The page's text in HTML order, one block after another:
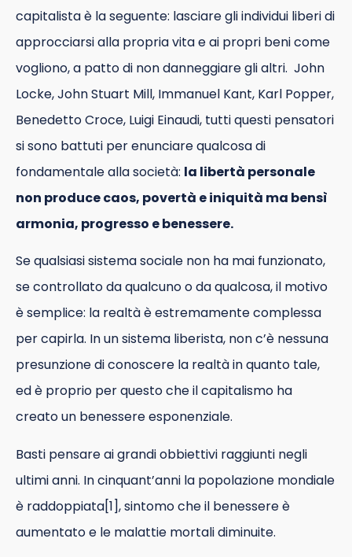
capitalista è la seguente: lasciare gli individui liberi di
approcciarsi alla propria vita e ai propri beni come
vogliono, a patto di non danneggiare gli altri. John
Locke, John Stuart Mill, Immanuel Kant, Karl Popper,
Benedetto Croce, Luigi Einaudi, tutti questi pensatori
si sono battuti per enunciare qualcosa di
fondamentale alla società: la libertà personale
non produce caos, povertà e iniquità ma bensì
armonia, progresso e benessere.
Se qualsiasi sistema sociale non ha mai funzionato,
se controllato da qualcuno o da qualcosa, il motivo
è semplice: la realtà è estremamente complessa
per capirla. In un sistema liberista, non c’è nessuna
presunzione di conoscere la realtà in quanto tale,
ed è proprio per questo che il capitalismo ha
creato un benessere esponenziale.
Basti pensare ai grandi obbiettivi raggiunti negli
ultimi anni. In cinquant’anni la popolazione mondiale
è raddoppiata[1], sintomo che il benessere è
aumentato e le malattie mortali diminuite.